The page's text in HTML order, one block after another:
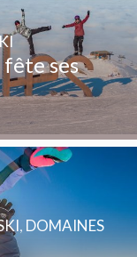
fête ses
, DOMAINES